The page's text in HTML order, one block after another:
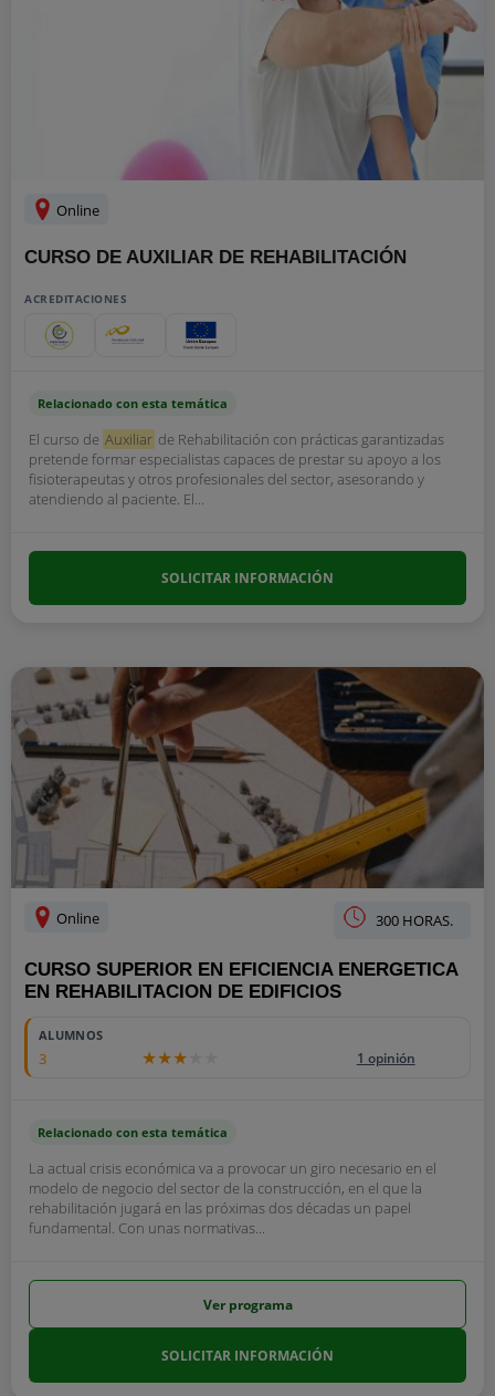
Online
CURSO DE AUXILIAR DE REHABILITACIÓN
ACREDITACIONES
Relacionado con esta temática
El curso de Auxiliar de Rehabilitación con prácticas garantizadas
pretende formar especialistas capaces de prestar su apoyo a los
fisioterapeutas y otros profesionales del sector, asesorando y
atendiendo al paciente. El...
SOLICITAR INFORMACIÓN
Online 300 HORAS.
CURSO SUPERIOR EN EFICIENCIA ENERGETICA
EN REHABILITACION DE EDIFICIOS
ALUMNOS
3 1 opinión
Relacionado con esta temática
La actual crisis económica va a provocar un giro necesario en el
modelo de negocio del sector de la construcción, en el que la
rehabilitación jugará en las próximas dos décadas un papel
fundamental. Con unas normativas...
Ver programa
SOLICITAR INFORMACIÓN